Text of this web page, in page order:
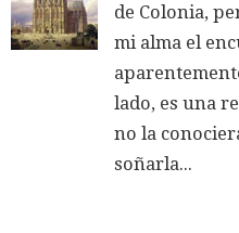
de Colonia,
mi alma el
lado, es una
no la
soñarla...